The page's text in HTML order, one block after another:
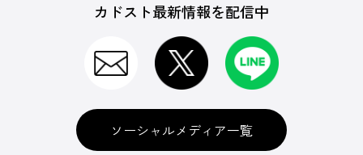
カドスト最新情報を配信中
ソーシャルメディア一覧